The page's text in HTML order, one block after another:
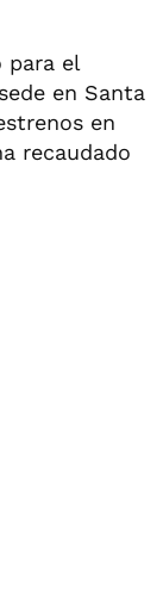
para el
en Santa
en
recaudado